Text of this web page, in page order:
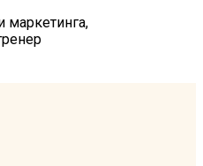
маркетинга,